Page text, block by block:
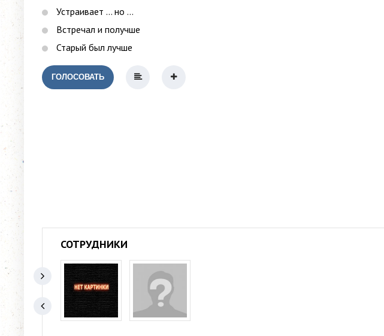
Устраивает ... но ...
Встречал и получше
Старый был лучше
ГОЛОСОВАТЬ
СОТРУДНИКИ